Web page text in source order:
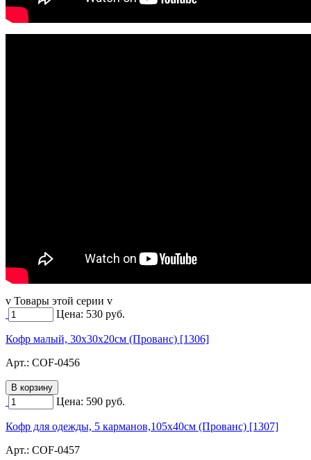
v Товары этой серии v
Цена: 530 руб.
Кофр малый, 30х30х20см (Прованс) [1306]
Арт.: COF-0456
Цена: 590 руб.
Кофр для одежды, 5 карманов,105х40см (Прованс) [1307]
Арт.: COF-0457